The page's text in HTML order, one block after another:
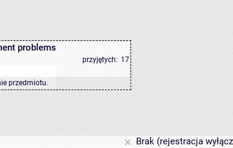
problems
przyjętych: 17
przedmiotu.
Brak (rejestracja